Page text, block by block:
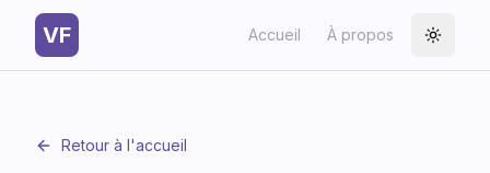
VF Accueil À propos Toggle
Retour à l'accueil